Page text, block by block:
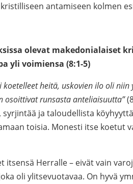
antamiseen kolmen
olevat makedonialaiset
yli voimiensa (8:1-5)
heitä, uskovien ilo oli niin
osoittivat runsasta anteliaisuutta”
ja taloudellista
toisia. Monesti itse koetut
itsensä Herralle – eivät vain
oli ylitsevuotavaa. On hyvä